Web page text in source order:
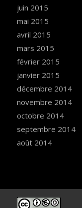
juin 2015
mai 2015
avril 2015
mars 2015
février 2015
janvier 2015
décembre 2014
novembre 2014
octobre 2014
septembre 2014
août 2014